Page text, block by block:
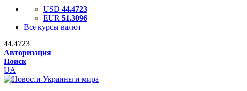
USD 44.4723
EUR 51.3096
Все курсы валют
44.4723
Авторизация
Поиск
UA